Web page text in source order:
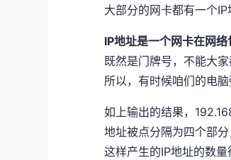
大部分的网卡都有一个IP
IP地址是一个网卡在网
既然是门牌号，不能大
所以，有时候咱们的电
如上输出的结果，
地址被点分隔为四个部
这样产生的IP地址的数